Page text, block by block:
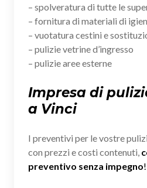
– spolveratura di tutte le
– fornitura di materiali di
– vuotatura cestini e
– pulizie vetrine d’ingresso
– pulizie aree esterne
Impresa di
a Vinci
I preventivi per le vostre
con prezzi e costi contenuti,
preventivo senza impegno!